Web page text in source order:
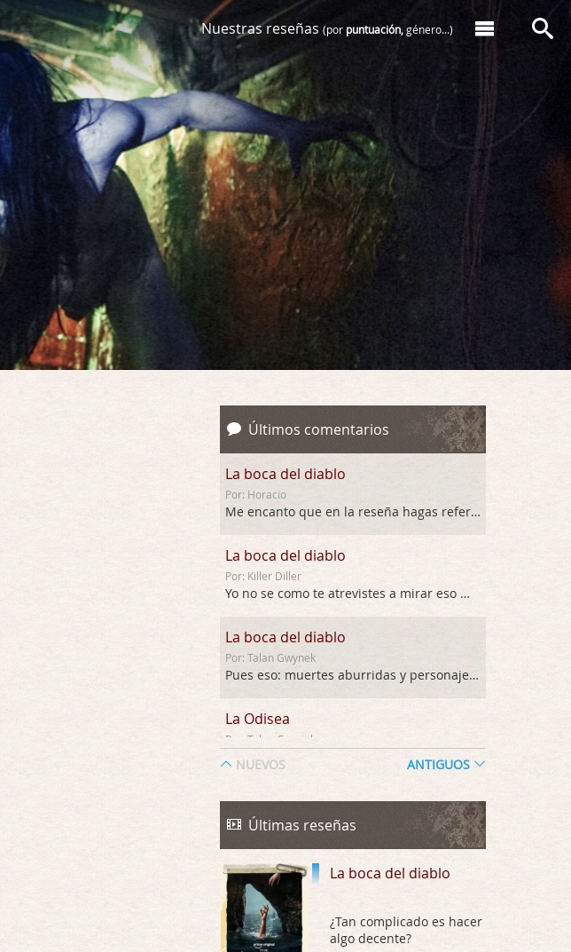
Nuestras reseñas (por puntuación,género...)
Últimos comentarios
La boca del diablo
Por: Horacio
Me encanto que en la reseña hagas referen …
La boca del diablo
Por: Killer Diller
Yo no se como te atrevistes a mirar eso …
La boca del diablo
Por: Talan Gwynek
Pues eso: muertes aburridas y personajes p …
La Odisea
Por: Talan Gwynek
Draghann, las quejas sobre la diversidad s …
La Odisea
Por: Draghann
No sé si entrar en polémicas con respect …
Trance
Por: Luar
Buena película, buen director y buenos ac …
NUEVOS ANTIGUOS
Últimas reseñas
La boca del diablo
¿Tan complicado es hacer
algo decente?